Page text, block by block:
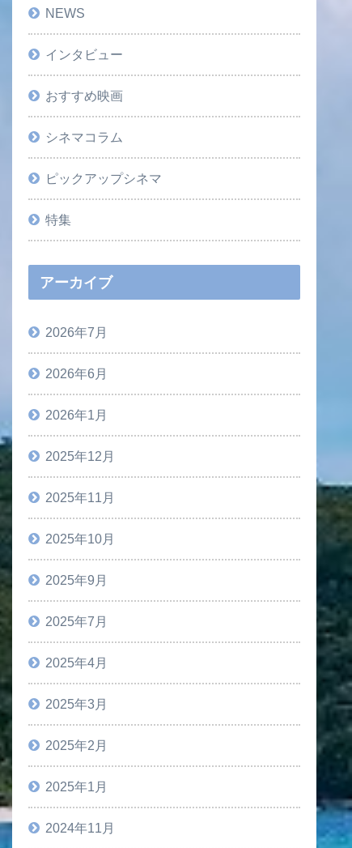
NEWS
インタビュー
おすすめ映画
シネマコラム
ピックアップシネマ
特集
アーカイブ
2026年7月
2026年6月
2026年1月
2025年12月
2025年11月
2025年10月
2025年9月
2025年7月
2025年4月
2025年3月
2025年2月
2025年1月
2024年11月